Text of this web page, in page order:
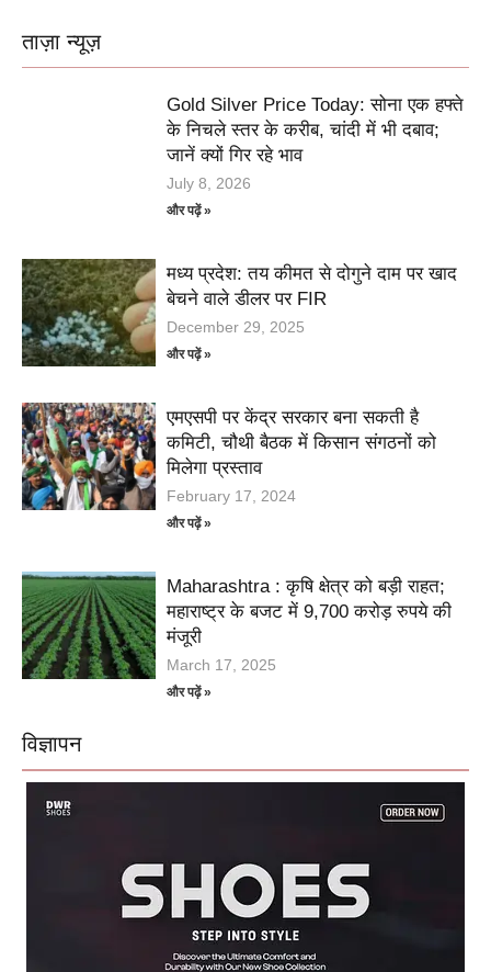
ताज़ा न्यूज़
Gold Silver Price Today: सोना एक हफ्ते
के निचले स्तर के करीब, चांदी में भी दबाव;
जानें क्यों गिर रहे भाव
July 8, 2026
और पढ़ें »
मध्य प्रदेश: तय कीमत से दोगुने दाम पर खाद
बेचने वाले डीलर पर FIR
December 29, 2025
और पढ़ें »
एमएसपी पर केंद्र सरकार बना सकती है
कमिटी, चौथी बैठक में किसान संगठनों को
मिलेगा प्रस्ताव
February 17, 2024
और पढ़ें »
Maharashtra : कृषि क्षेत्र को बड़ी राहत;
महाराष्ट्र के बजट में 9,700 करोड़ रुपये की
मंजूरी
March 17, 2025
और पढ़ें »
विज्ञापन